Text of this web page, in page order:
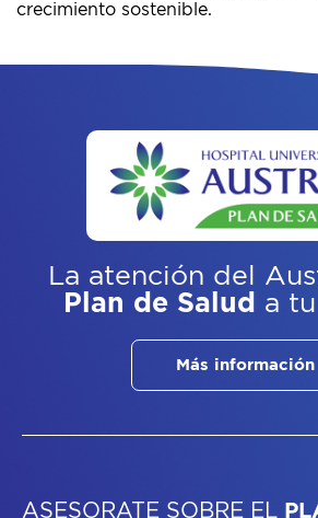
crecimiento sostenible.
La atención del
Plan de Salud a
Más información